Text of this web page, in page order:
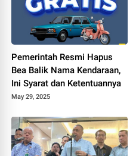
Pemerintah Resmi Hapus
Bea Balik Nama Kendaraan,
Ini Syarat dan Ketentuannya
May 29, 2025